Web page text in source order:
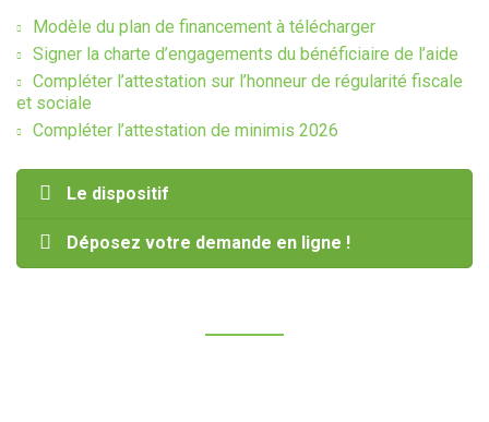
Modèle du plan de financement à télécharger
Signer la charte d’engagements du bénéficiaire de l’aide
Compléter l’attestation sur l’honneur de régularité fiscale
et sociale
Compléter l’attestation de minimis 2026
Le dispositif
Déposez votre demande en ligne !